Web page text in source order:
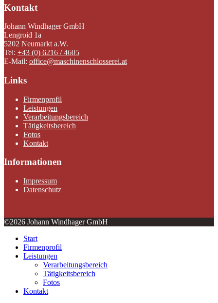
Kontakt
Johann Windhager GmbH
Lengroid 1a
5202 Neumarkt a.W.
Tel: +43 (0) 6216 / 4605
E-Mail: office@maschinenschlosserei.at
Links
Firmenprofil
Leistungen
Verarbeitungsbereich
Tätigkeitsbereich
Fotos
Kontakt
Informationen
Impressum
Datenschutz
©2026 Johann Windhager GmbH
Start
Firmenprofil
Leistungen
Verarbeitungsbereich
Tätigkeitsbereich
Fotos
Kontakt